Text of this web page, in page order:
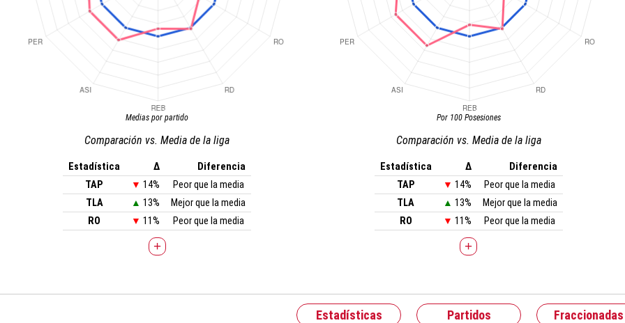
Medias por partido
Comparación vs. Media de la liga
Estadística Δ
Diferencia
TAP
▼ 14%
Peor que la media
TLA
▲ 13%
Mejor que la media
RO
▼ 11% Peor que la media
+
Por 100 Posesiones
Comparación vs. Media de la liga
Estadística Δ
Diferencia
TAP
▼ 14%
Peor que la media
TLA
▲ 13%
Mejor que la media
RO
▼ 11% Peor que la media
+
Estadísticas Partidos Fraccionadas